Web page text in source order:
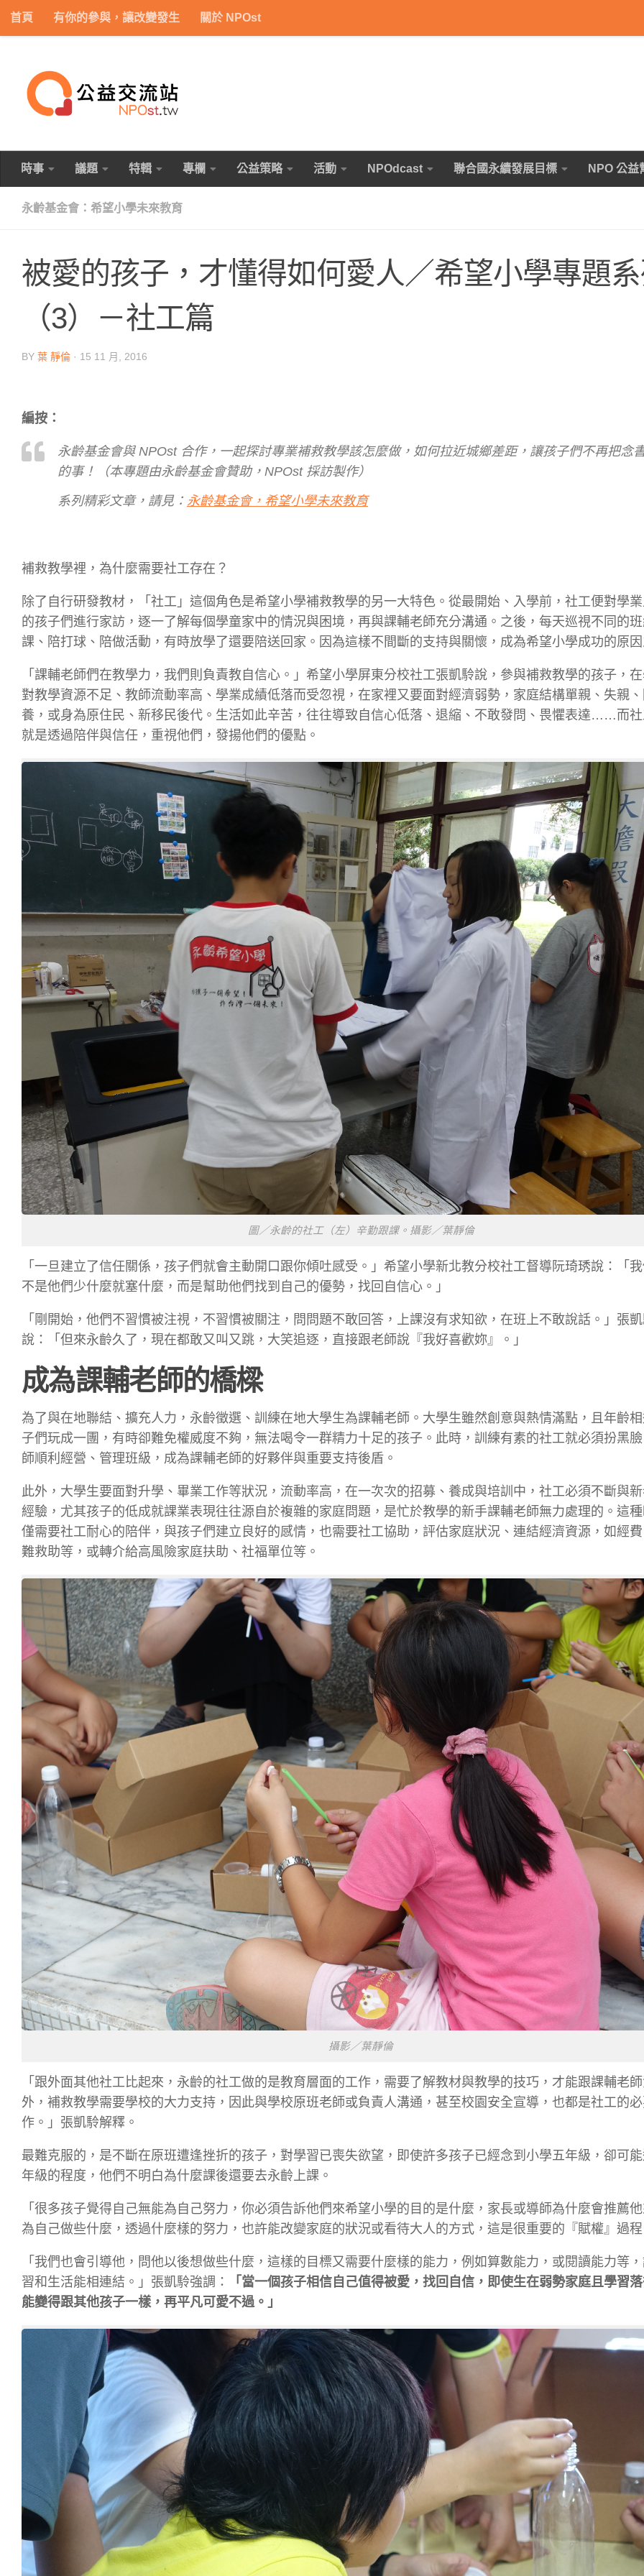
Skip to content
首頁 有你的參與，讓改變發生 關於 NPOst
時事 議題 特輯 專欄 公益策略 活動 NPOdcast 聯合國永續發展目標 NPO 公益
永齡基金會：希望小學未來教育
被愛的孩子，才懂得如何愛人／希望小學專題
（3）－社工篇
BY 葉 靜倫 · 15 11 月, 2016
編按：
永齡基金會與 NPOst 合作，一起探討專業補救教學該怎麼做，如何拉近城鄉差距，讓孩子們不再把念
的事！（本專題由永齡基金會贊助，NPOst 採訪製作）
系列精彩文章，請見： 永齡基金會，希望小學未來教育
補救教學裡，為什麼需要社工存在？
除了自行研發教材，「社工」這個角色是希望小學補救教學的另一大特色。從最開始、入學前，社工便對學
的孩子們進行家訪，逐一了解每個學童家中的情況與困境，再與課輔老師充分溝通。之後，每天巡視不同的
課、陪打球、陪做活動，有時放學了還要陪送回家。因為這樣不間斷的支持與關懷，成為希望小學成功的原
「課輔老師們在教學力，我們則負責教自信心。」希望小學屏東分校社工張凱駖說，參與補救教學的孩子，
對教學資源不足、教師流動率高、學業成績低落而受忽視，在家裡又要面對經濟弱勢，家庭結構單親、失親
養，或身為原住民、新移民後代。生活如此辛苦，往往導致自信心低落、退縮、不敢發問、畏懼表達……而
就是透過陪伴與信任，重視他們，發揚他們的優點。
圖／永齡的社工（左）辛勤跟課。攝影／葉靜倫
「一旦建立了信任關係，孩子們就會主動開口跟你傾吐感受。」希望小學新北教分校社工督導阮琦琇說：「
不是他們少什麼就塞什麼，而是幫助他們找到自己的優勢，找回自信心。」
「剛開始，他們不習慣被注視，不習慣被關注，問問題不敢回答，上課沒有求知欲，在班上不敢說話。」張
說：「但來永齡久了，現在都敢又叫又跳，大笑追逐，直接跟老師說『我好喜歡妳』。」
成為課輔老師的橋樑
為了與在地聯結、擴充人力，永齡徵選、訓練在地大學生為課輔老師。大學生雖然創意與熱情滿點，且年齡
子們玩成一團，有時卻難免權威度不夠，無法喝令一群精力十足的孩子。此時，訓練有素的社工就必須扮黑
師順利經營、管理班級，成為課輔老師的好夥伴與重要支持後盾。
此外，大學生要面對升學、畢業工作等狀況，流動率高，在一次次的招募、養成與培訓中，社工必須不斷與
經驗，尤其孩子的低成就課業表現往往源自於複雜的家庭問題，是忙於教學的新手課輔老師無力處理的。這
僅需要社工耐心的陪伴，與孩子們建立良好的感情，也需要社工協助，評估家庭狀況、連結經濟資源，如經
難救助等，或轉介給高風險家庭扶助、社福單位等。
攝影／葉靜倫
「跟外面其他社工比起來，永齡的社工做的是教育層面的工作，需要了解教材與教學的技巧，才能跟課輔老
外，補救教學需要學校的大力支持，因此與學校原班老師或負責人溝通，甚至校園安全宣導，也都是社工的
作。」張凱駖解釋。
最難克服的，是不斷在原班遭逢挫折的孩子，對學習已喪失欲望，即使許多孩子已經念到小學五年級，卻可
年級的程度，他們不明白為什麼課後還要去永齡上課。
「很多孩子覺得自己無能為自己努力，你必須告訴他們來希望小學的目的是什麼，家長或導師為什麼會推薦
為自己做些什麼，透過什麼樣的努力，也許能改變家庭的狀況或看待大人的方式，這是很重要的『賦權』過
「我們也會引導他，問他以後想做些什麼，這樣的目標又需要什麼樣的能力，例如算數能力，或閱讀能力等
習和生活能相連結。」張凱駖強調：
「當一個孩子相信自己值得被愛，找回自信，即使生在弱勢家庭且學習
能變得跟其他孩子一樣，再平凡可愛不過。」